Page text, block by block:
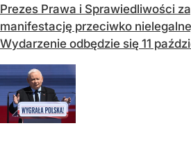
Prezes Prawa i Sprawiedliwości
manifestację przeciwko
Wydarzenie odbędzie się 11